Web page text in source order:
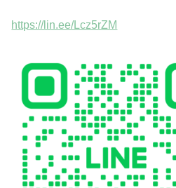
https://lin.ee/Lcz5rZM